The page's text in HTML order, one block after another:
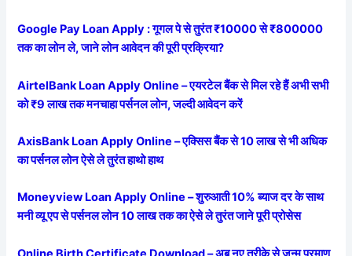
Google Pay Loan Apply : गूगल पे से तुरंत ₹10000 से ₹800000
तक का लोन ले, जाने लोन आवेदन की पूरी प्रक्रिया?
AirtelBank Loan Apply Online – एयरटेल बैंक से मिल रहे हैं अभी सभी
को ₹9 लाख तक मनचाहा पर्सनल लोन, जल्दी आवेदन करें
AxisBank Loan Apply Online – एक्सिस बैंक से 10 लाख से भी अधिक
का पर्सनल लोन ऐसे ले तुरंत हाथो हाथ
Moneyview Loan Apply Online – शुरुआती 10% ब्याज दर के साथ
मनी व्यू एप से पर्सनल लोन 10 लाख तक का ऐसे ले तुरंत जाने पूरी प्रोसेस